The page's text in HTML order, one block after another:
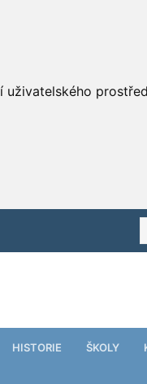
HISTORIE ŠKOLY